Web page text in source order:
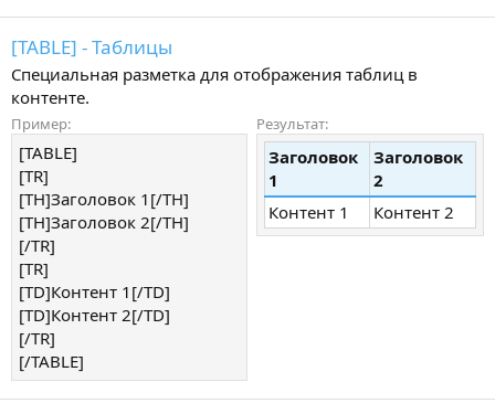
[TABLE] - Таблицы
Специальная разметка для отображения таблиц в
контенте.
Пример:
[TABLE]
[TR]
[TH]Заголовок 1[/TH]
[TH]Заголовок 2[/TH]
[/TR]
[TR]
[TD]Контент 1[/TD]
[TD]Контент 2[/TD]
[/TR]
[/TABLE]
Результат:
Заголовок
1
Заголовок
2
Контент 1
Контент 2